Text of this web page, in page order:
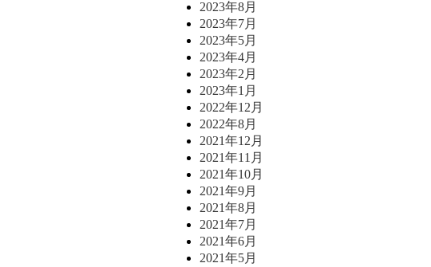
2023年8月
2023年7月
2023年5月
2023年4月
2023年2月
2023年1月
2022年12月
2022年8月
2021年12月
2021年11月
2021年10月
2021年9月
2021年8月
2021年7月
2021年6月
2021年5月